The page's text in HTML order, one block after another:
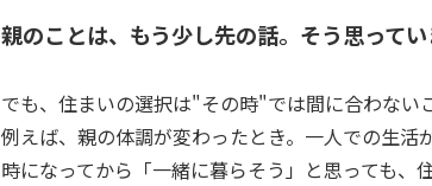
親のことは、もう少し先の話。そう思ってい
でも、住まいの選択は"その時"では間に合わない
例えば、親の体調が変わったとき。一人での生活
時になってから「一緒に暮らそう」と思っても、